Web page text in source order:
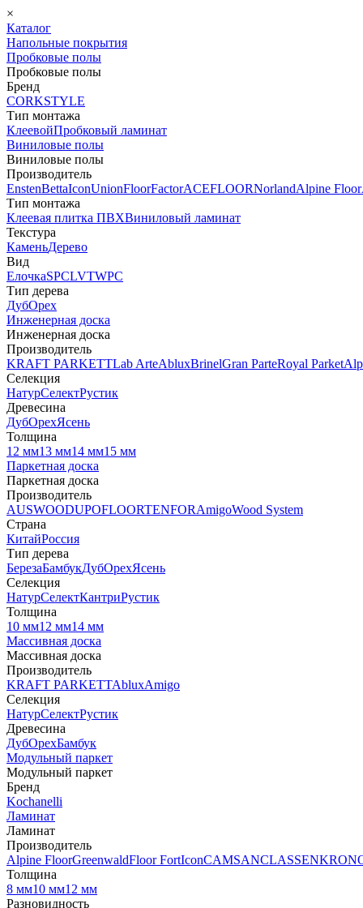
×
Каталог
Напольные покрытия
Пробковые полы
Пробковые полы
Бренд
CORKSTYLE
Тип монтажа
КлеевойПробковый ламинат
Виниловые полы
Виниловые полы
Производитель
EnstenBettaIconUnionFloorFactorACEFLOORNorlandAlpine Floor
Тип монтажа
Клеевая плитка ПВХВиниловый ламинат
Текстура
КаменьДерево
Вид
ЕлочкаSPCLVTWPC
Тип дерева
ДубОрех
Инженерная доска
Инженерная доска
Производитель
KRAFT PARKETTLab ArteAbluxBrinelGran ParteRoyal Parket
Селекция
НатурСелектРустик
Древесина
ДубОрехЯсень
Толщина
12 мм13 мм14 мм15 мм
Паркетная доска
Паркетная доска
Производитель
AUSWOODUPOFLOORTENFORAmigoWood System
Страна
КитайРоссия
Тип дерева
БерезаБамбукДубОрехЯсень
Селекция
НатурСелектКантриРустик
Толщина
10 мм12 мм14 мм
Массивная доска
Массивная доска
Производитель
KRAFT PARKETTAbluxAmigo
Селекция
НатурСелектРустик
Древесина
ДубОрехБамбук
Модульный паркет
Модульный паркет
Бренд
Kochanelli
Ламинат
Ламинат
Производитель
Alpine FloorGreenwaldFloor FortIconCAMSANCLASSEN
Толщина
8 мм10 мм12 мм
Разновидность